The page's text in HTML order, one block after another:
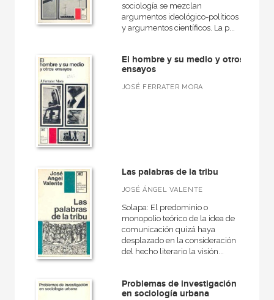
sociología se mezclan
argumentos ideológico-políticos
y argumentos científicos. La p...
El hombre y su medio y otros
ensayos
JOSÉ FERRATER MORA
Las palabras de la tribu
JOSÉ ÁNGEL VALENTE
Solapa: El predominio o
monopolio teórico de la idea de
comunicación quizá haya
desplazado en la consideración
del hecho literario la visión...
Problemas de investigación
en sociología urbana